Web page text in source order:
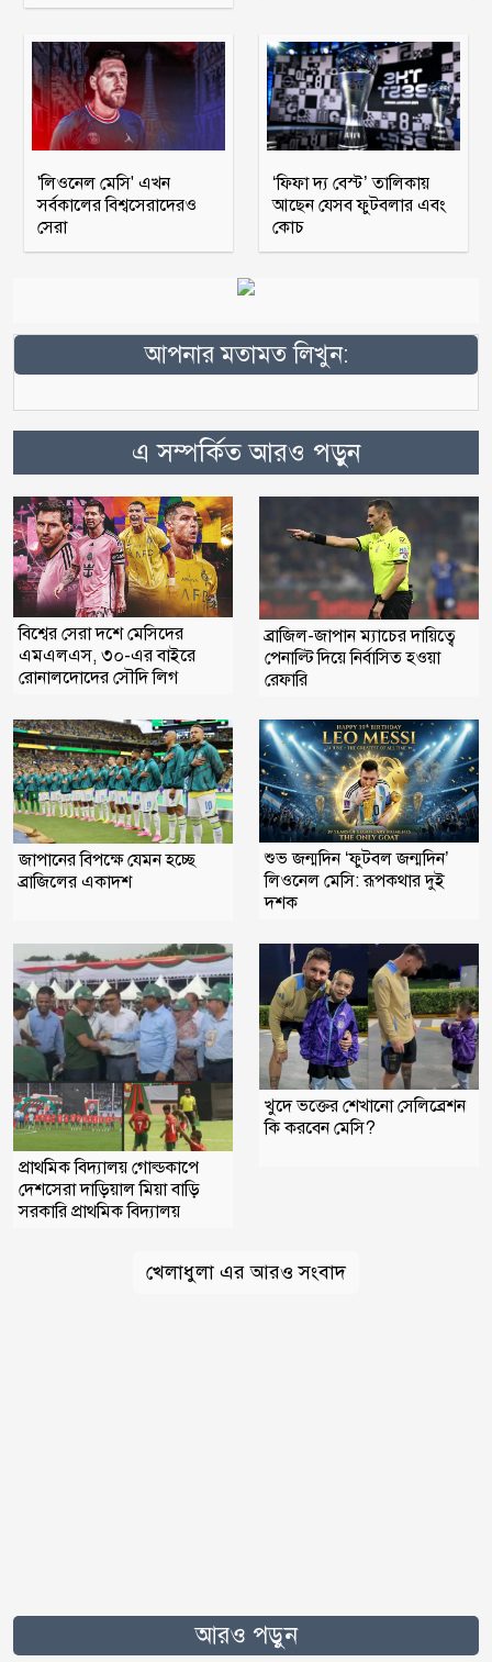
'লিওনেল মেসি' এখন
সর্বকালের বিশ্বসেরাদেরও
সেরা
‘ফিফা দ্য বেস্ট’ তালিকায়
আছেন যেসব ফুটবলার এবং
কোচ
আপনার মতামত লিখুন:
এ সম্পর্কিত আরও পড়ুন
বিশ্বের সেরা দশে মেসিদের
এমএলএস, ৩০-এর বাইরে
রোনালদোদের সৌদি লিগ
ব্রাজিল-জাপান ম্যাচের দায়িত্বে
পেনাল্টি দিয়ে নির্বাসিত হওয়া
রেফারি
জাপানের বিপক্ষে যেমন হচ্ছে
ব্রাজিলের একাদশ
শুভ জন্মদিন ‘ফুটবল জন্মদিন’
লিওনেল মেসি: রূপকথার দুই
দশক
প্রাথমিক বিদ্যালয় গোল্ডকাপে
দেশসেরা দাড়িয়াল মিয়া বাড়ি
সরকারি প্রাথমিক বিদ্যালয়
খুদে ভক্তের শেখানো সেলিব্রেশন
কি করবেন মেসি?
খেলাধুলা এর আরও সংবাদ
আরও পড়ুন